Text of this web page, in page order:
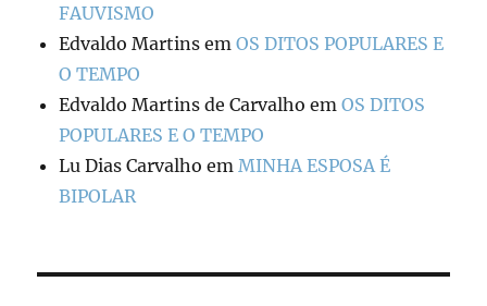
FAUVISMO
Edvaldo Martins emOS DITOS POPULARES E
O TEMPO
Edvaldo Martins de Carvalho emOS DITOS
POPULARES E O TEMPO
Lu Dias Carvalho em MINHA ESPOSA É
BIPOLAR